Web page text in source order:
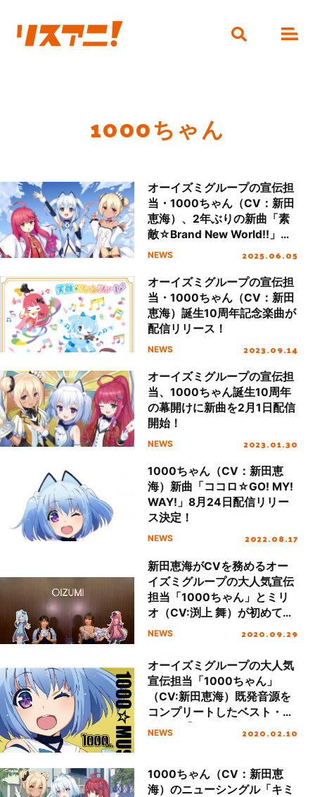
1000ちゃん
オーイズミグループの宣伝担
当・1000ちゃん（CV：新田
恵海）、2年ぶりの新曲「素
敵☆Brand New World!!」を
配信リリース！
NEWS 2025.06.05
オーイズミグループの宣伝担
当・1000ちゃん（CV：新田
恵海）誕生10周年記念楽曲が
配信リリース！
NEWS 2023.09.14
オーイズミグループの宣伝担
当、1000ちゃん誕生10周年
の幕開けに新曲を2月1日配信
開始！
NEWS 2023.01.30
1000ちゃん（CV：新田恵
海）新曲「ココロ☆GO! MY!
WAY!」8月24日配信リリー
ス決定！
NEWS 2022.08.17
新田恵海がCVを務めるオー
イズミグループの大人気宣伝
担当「1000ちゃん」とミリ
オ（CV:渕上 舞）が初めての
生配信イベントを開催。オー
企画書に押印も！
NEWS 2020.09.29
オーイズミグループの大人気
宣伝担当「1000ちゃん」
（CV:新田恵海）既発音源を
コンプリートしたベスト・ア
ルバム『1000☆MUSIC!!』
NEWS 2020.02.10
1000ちゃん（CV：新田恵
海）のニューシングル「キミ